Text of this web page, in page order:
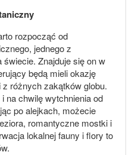
rozpocząć od
jednego z
Znajduje się on w
będą mieli okazję
różnych zakątków globu.
na chwilę wytchnienia od
po alejkach, możecie
romantyczne mostki i
lokalnej fauny i flory to